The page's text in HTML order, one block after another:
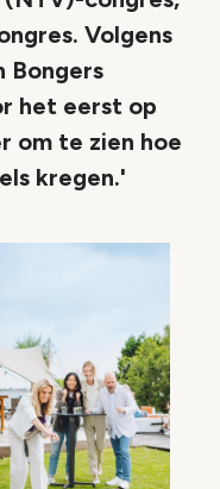
Volgens
Bongers
het eerst op
om te zien hoe
kregen.'